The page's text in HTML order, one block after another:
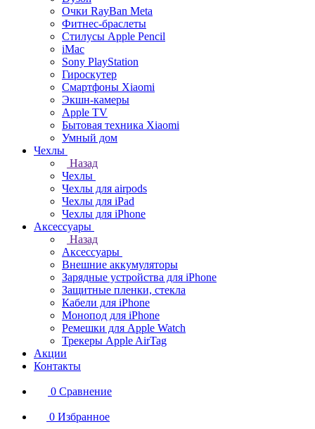
Очки RayBan Meta
Фитнес-браслеты
Стилусы Apple Pencil
iMac
Sony PlayStation
Гироскутер
Смартфоны Xiaomi
Экшн-камеры
Apple TV
Бытовая техника Xiaomi
Умный дом
Чехлы
Назад
Чехлы
Чехлы для airpods
Чехлы для iPad
Чехлы для iPhone
Аксессуары
Назад
Аксессуары
Внешние аккумуляторы
Зарядные устройства для iPhone
Защитные пленки, стекла
Кабели для iPhone
Монопод для iPhone
Ремешки для Apple Watch
Трекеры Apple AirTag
Акции
Контакты
0 Сравнение
0 Избранное